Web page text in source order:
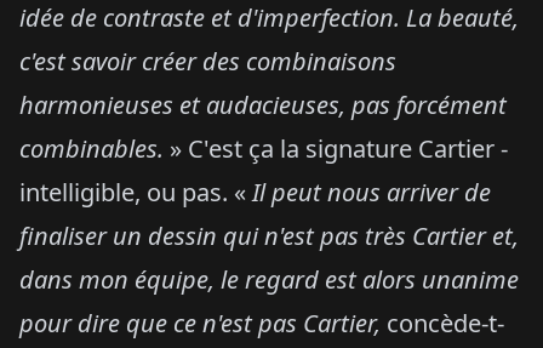
idée de contraste et d'imperfection. La beauté,
c'est savoir créer des combinaisons
harmonieuses et audacieuses, pas forcément
combinables. » C'est ça la signature Cartier -
intelligible, ou pas. «Il peut nous arriver de
finaliser un dessin qui n'est pas très Cartier et,
dans mon équipe, le regard est alors unanime
pour dire que ce n'est pas Cartier, concède-t-